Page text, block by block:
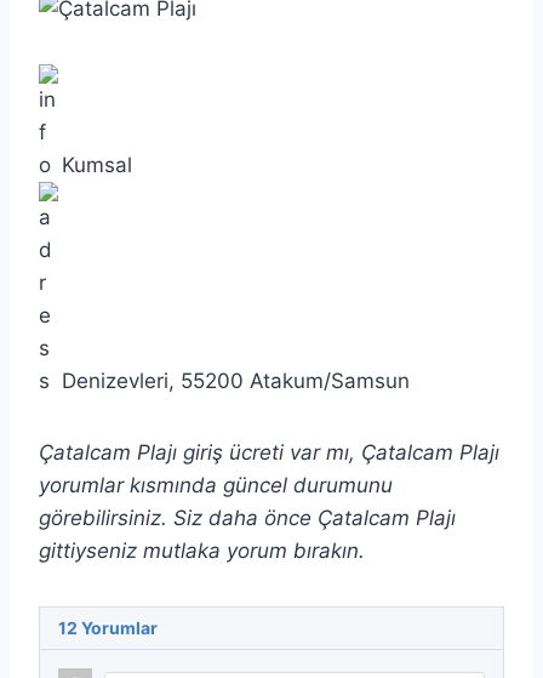
Kumsal
Denizevleri, 55200 Atakum/Samsun
Çatalcam Plajı giriş ücreti var mı, Çatalcam Plajı
yorumlar kısmında güncel durumunu
görebilirsiniz. Siz daha önce Çatalcam Plajı
gittiyseniz mutlaka yorum bırakın.
12 Yorumlar